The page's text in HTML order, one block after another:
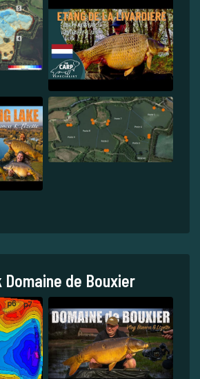
Domaine de Bouxier